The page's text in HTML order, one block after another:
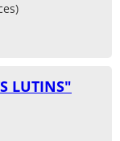
LUTINS"